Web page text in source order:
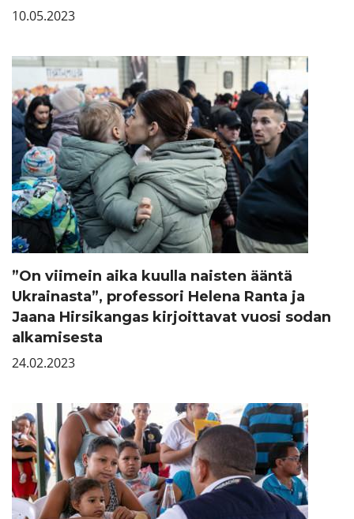
10.05.2023
”On viimein aika kuulla naisten ääntä
Ukrainasta”, professori Helena Ranta ja
Jaana Hirsikangas kirjoittavat vuosi sodan
alkamisesta
24.02.2023